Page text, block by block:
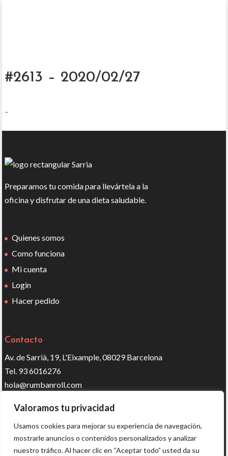
Valoramos tu privacidad
Usamos cookies para mejorar su experiencia de navegación,
mostrarle anuncios o contenidos personalizados y analizar
nuestro tráfico. Al hacer clic en “Aceptar todo” usted da su
#2613 – 2020/02/27
–
Preparamos tu comida para llevártela a la
oficina y disfrutar de una dieta saludable.
Quienes somos
Como funciona
Mi cuenta
Login
Hacer pedido
Contacto
Av. de Sarrià, 19, L'Eixample, 08029 Barcelona
Tel. 93 6016276
hola@rumbanroll.com
Síguenos en redes